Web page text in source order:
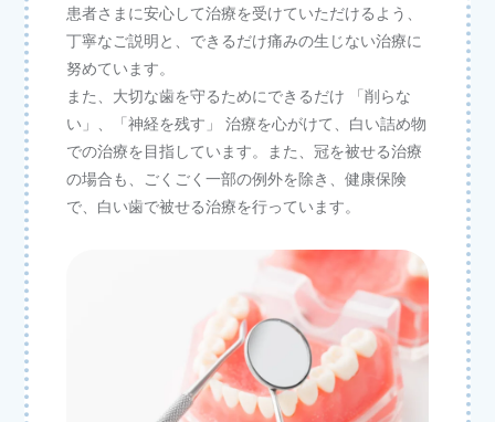
患者さまに安心して治療を受けていただけるよう、
丁寧なご説明と、できるだけ痛みの生じない治療に
努めています。
また、大切な歯を守るためにできるだけ 「削らな
い」、「神経を残す」 治療を心がけて、白い詰め物
での治療を目指しています。また、冠を被せる治療
の場合も、ごくごく一部の例外を除き、健康保険
で、白い歯で被せる治療を行っています。